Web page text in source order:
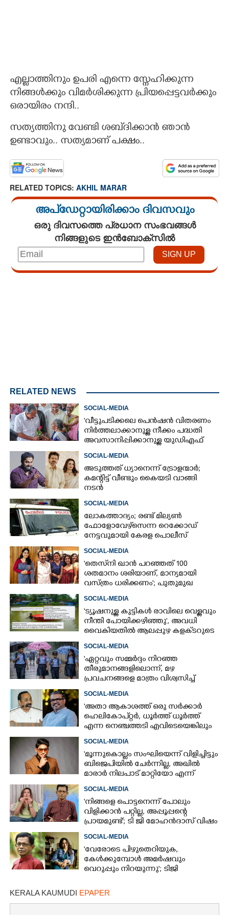
എല്ലാത്തിനും ഉപരി എന്നെ സ്നേഹിക്കുന്ന
നിങ്ങൾക്കും വിമർശിക്കുന്ന പ്രിയപ്പെട്ടവർക്കും
ഒരായിരം നന്ദി..
സത്യത്തിനു വേണ്ടി ശബ്‌ദിക്കാൻ ഞാൻ
ഉണ്ടാവും.. സത്യമാണ് പക്ഷം..
RELATED TOPICS: AKHIL MARAR
അപ്ഡേറ്റായിരിക്കാം ദിവസവും
ഒരു ദിവസത്തെ പ്രധാന സംഭവങ്ങൾ
നിങ്ങളുടെ ഇൻബോക്സിൽ
RELATED NEWS
SOCIAL-MEDIA
'വീട്ടുപടിക്കലെ പെൻഷൻ വിതരണം
നിർത്തലാക്കാനുള്ള നീക്കം പദ്ധതി
അവസാനിപ്പിക്കാനുള്ള യുഡിഎഫ്
SOCIAL-MEDIA
അടുത്തത് ധ്യാനെന്ന് ട്രോളന്മാർ;
കമന്റിട്ട് വീണ്ടും കൈയടി വാങ്ങി
നടൻ
SOCIAL-MEDIA
ലോകത്താദ്യം; രണ്ട് മില്യണ്‍
ഫോളോവേഴ്‌സെന്ന റെക്കോഡ്
നേട്ടവുമായി കേരള പൊലീസ്
SOCIAL-MEDIA
'തെസ്‌നി ഖാൻ പറഞ്ഞത് 100
ശതമാനം ശരിയാണ്, മാന്യമായി
വസ്ത്രം ധരിക്കണം'; പുതുമുഖ
SOCIAL-MEDIA
'ട്യൂഷനുള്ള കുട്ടികൾ രാവിലെ വെള്ളവും
നീന്തി പോയിക്കഴിഞ്ഞു', അവധി
വൈകിയതിൽ ആലപ്പുഴ കളക്‌ടറുടെ
SOCIAL-MEDIA
"ഏറ്റവും സമ്മർദ്ദം നിറഞ്ഞ
തീരുമാനങ്ങളിലൊന്ന്,​ മഴ
പ്രവചനങ്ങളെ മാത്രം വിശ്വസിച്ച്
SOCIAL-MEDIA
'അതാ ആകാശത്ത് ഒരു സർക്കാർ
ഹെലികോപ്റ്റർ, ധൂർത്ത് ധൂർത്ത്
എന്ന നെഞ്ചത്തടി എവിടെയെങ്കിലും
SOCIAL-MEDIA
'മൂന്നുകൊല്ലം സംഘിയെന്ന് വിളിച്ചിട്ടും
ബിജെപിയിൽ ചേർന്നില്ല, അഖിൽ
മാരാർ നിലപാട് മാറ്റിയോ എന്ന്
SOCIAL-MEDIA
'നിങ്ങളെ പൊട്ടനെന്ന് പോലും
വിളിക്കാൻ പറ്റില്ല, അപ്പൂപ്പന്റെ
പ്രായമുണ്ട്'; ടി ജി മോഹൻദാസ് വിഷം
SOCIAL-MEDIA
'വേരോടെ പിഴുതെറിയുക,
കേൾക്കുമ്പോൾ അമർഷവും
വെറുപ്പും നിറയുന്നു'; ടിജി
മേനോൻ
KERALA KAUMUDI EPAPER